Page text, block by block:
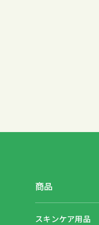
商品
スキンケア用品